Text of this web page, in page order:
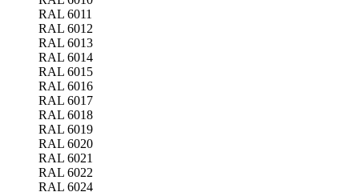
RAL 6011
RAL 6012
RAL 6013
RAL 6014
RAL 6015
RAL 6016
RAL 6017
RAL 6018
RAL 6019
RAL 6020
RAL 6021
RAL 6022
RAL 6024